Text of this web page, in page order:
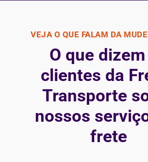
VEJA O QUE FALAM DA
O que
clientes da
Transporte
nossos
frete